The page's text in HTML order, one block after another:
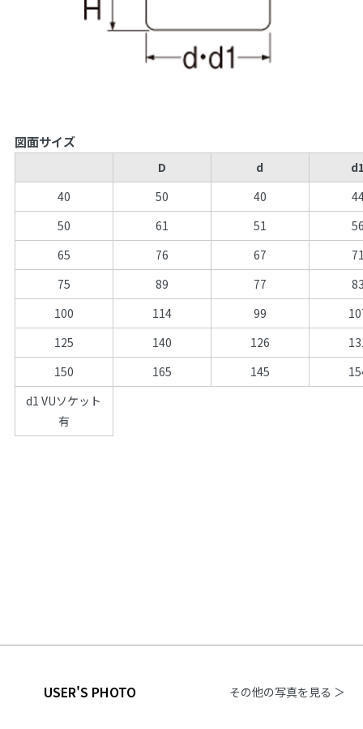
図面サイズ
D d
40
50 40
50
61 51
65
76 67
75
89 77
100
114 99
125
140 126
150
165 145
d1 VUソケット
有
USER'S PHOTO その他の写真を見る ＞